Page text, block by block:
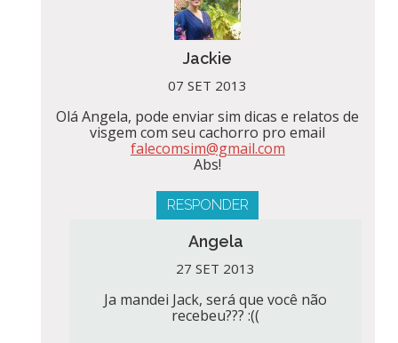
Jackie
07 SET 2013
Olá Angela, pode enviar sim dicas e relatos de
visgem com seu cachorro pro email
falecomsim@gmail.com
Abs!
RESPONDER
Angela
27 SET 2013
Ja mandei Jack, será que você não
recebeu??? :((